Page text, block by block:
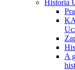
Historia
A